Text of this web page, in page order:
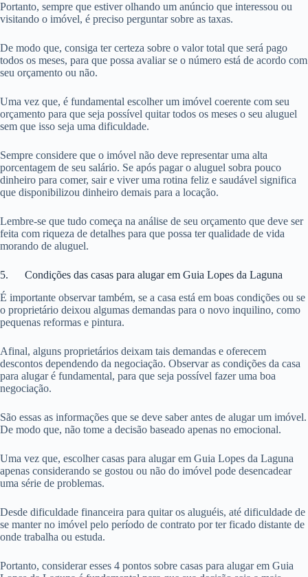
Portanto, sempre que estiver olhando um anúncio que interessou ou
visitando o imóvel, é preciso perguntar sobre as taxas.
De modo que, consiga ter certeza sobre o valor total que será pago
todos os meses, para que possa avaliar se o número está de acordo com
seu orçamento ou não.
Uma vez que, é fundamental escolher um imóvel coerente com seu
orçamento para que seja possível quitar todos os meses o seu aluguel
sem que isso seja uma dificuldade.
Sempre considere que o imóvel não deve representar uma alta
porcentagem de seu salário. Se após pagar o aluguel sobra pouco
dinheiro para comer, sair e viver uma rotina feliz e saudável significa
que disponibilizou dinheiro demais para a locação.
Lembre-se que tudo começa na análise de seu orçamento que deve ser
feita com riqueza de detalhes para que possa ter qualidade de vida
morando de aluguel.
5. Condições das casas para alugar em Guia Lopes da Laguna
É importante observar também, se a casa está em boas condições ou se
o proprietário deixou algumas demandas para o novo inquilino, como
pequenas reformas e pintura.
Afinal, alguns proprietários deixam tais demandas e oferecem
descontos dependendo da negociação. Observar as condições da casa
para alugar é fundamental, para que seja possível fazer uma boa
negociação.
São essas as informações que se deve saber antes de alugar um imóvel.
De modo que, não tome a decisão baseado apenas no emocional.
Uma vez que, escolher casas para alugar em Guia Lopes da Laguna
apenas considerando se gostou ou não do imóvel pode desencadear
uma série de problemas.
Desde dificuldade financeira para quitar os aluguéis, até dificuldade de
se manter no imóvel pelo período de contrato por ter ficado distante de
onde trabalha ou estuda.
Portanto, considerar esses 4 pontos sobre casas para alugar em Guia